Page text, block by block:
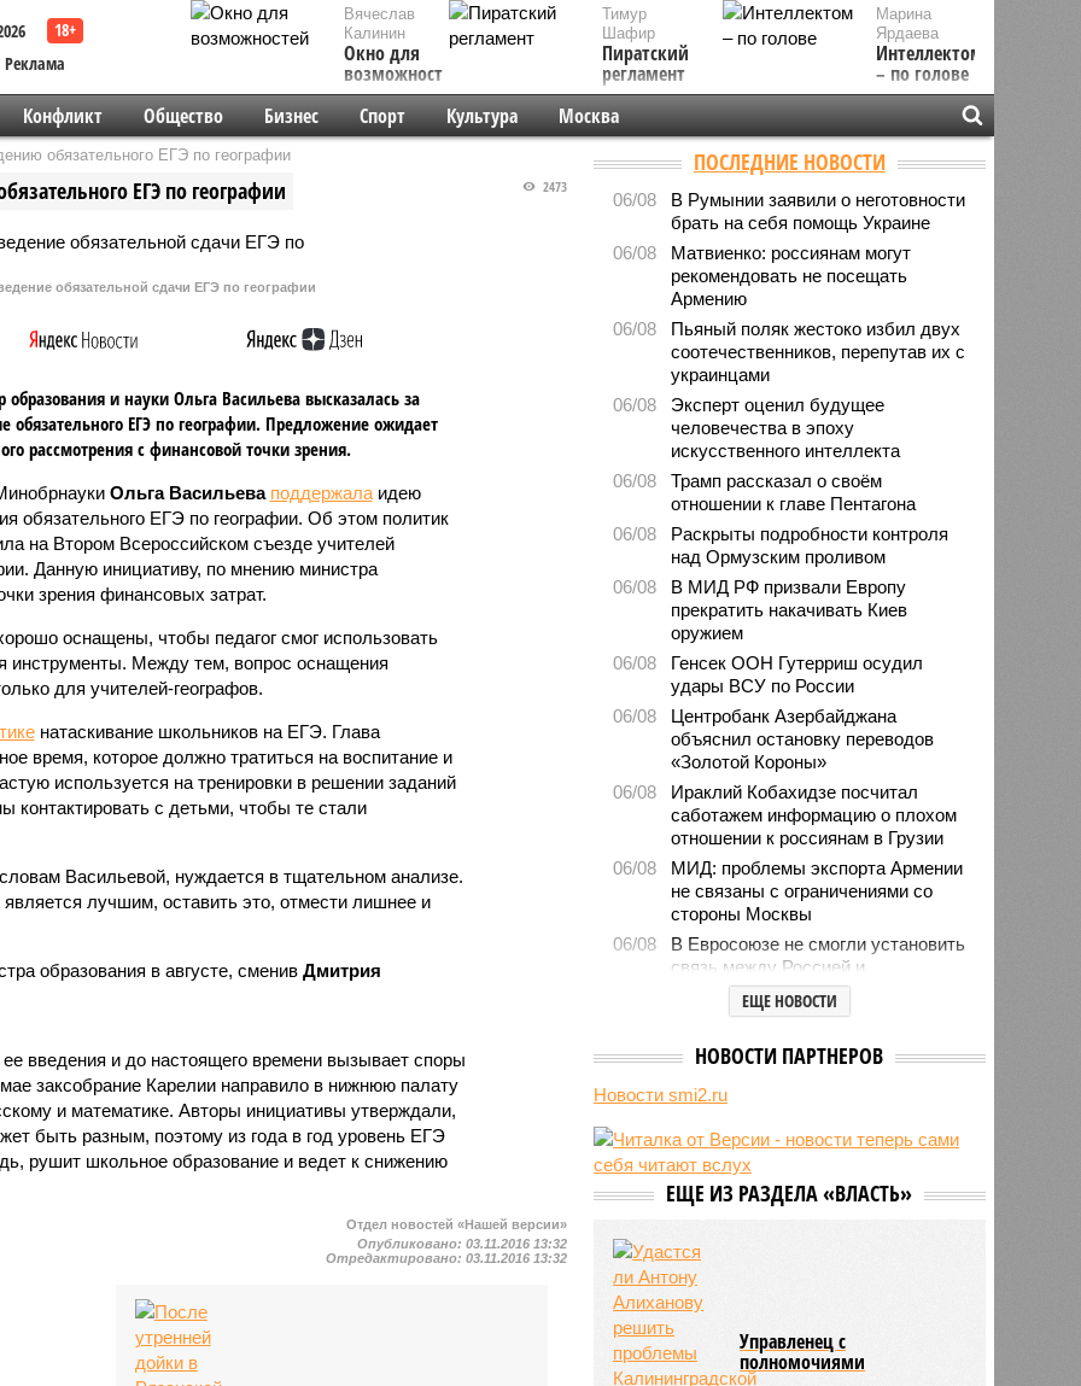
Реклама
Вячеслав
Калинин
Окно для
возможностей
Марина
Ярдаева
Интеллектом
– по голове
Тимур
Шафир
Пиратский
регламент
Конфликт Общество Бизнес Спорт Культура Москва
обязательного ЕГЭ по географии
ЕГЭ по географии 2473
обязательной сдачи ЕГЭ по географии
образования и науки Ольга Васильева высказалась за
обязательного ЕГЭ по географии. Предложение ожидает
рассмотрения с финансовой точки зрения.
Ольга Васильева поддержалаидею
обязательного ЕГЭ по географии. Об этом политик
на Втором Всероссийском съезде учителей
Данную инициативу, по мнению министра
зрения финансовых затрат.
оснащены, чтобы педагог смог использовать
инструменты. Между тем, вопрос оснащения
для учителей-географов.
натаскивание школьников на ЕГЭ. Глава
время, которое должно тратиться на воспитание и
используется на тренировки в решении заданий
контактировать с детьми, чтобы те стали
Васильевой, нуждается в тщательном анализе.
лучшим, оставить это, отмести лишнее и
образования в августе, сменив Дмитрия
введения и до настоящего времени вызывает споры
заксобрание Карелии направило в нижнюю палату
и математике. Авторы инициативы утверждали,
быть разным, поэтому из года в год уровень ЕГЭ
рушит школьное образование и ведет к снижению
Отдел новостей «Нашей версии»
Опубликовано:03.11.2016 13:32
Отредактировано:03.11.2016 13:32
ПОСЛЕДНИЕ НОВОСТИ
06/08
В Румынии заявили о неготовности
брать на себя помощь Украине
06/08
Матвиенко: россиянам могут
рекомендовать не посещать
Армению
06/08
Пьяный поляк жестоко избил двух
соотечественников, перепутав их с
украинцами
06/08
Эксперт оценил будущее
человечества в эпоху
искусственного интеллекта
06/08
Трамп рассказал о своём
отношении к главе Пентагона
06/08
Раскрыты подробности контроля
над Ормузским проливом
06/08
В МИД РФ призвали Европу
прекратить накачивать Киев
оружием
06/08
Генсек ООН Гутерриш осудил
удары ВСУ по России
06/08
Центробанк Азербайджана
объяснил остановку переводов
«Золотой Короны»
06/08
Ираклий Кобахидзе посчитал
саботажем информацию о плохом
отношении к россиянам в Грузии
06/08
МИД: проблемы экспорта Армении
не связаны с ограничениями со
стороны Москвы
06/08
В Евросоюзе не смогли установить
связь между Россией и
миграционным кризисом в Сеуте
Ямпольская объяснила причины
ведущие вузы страны
06/08
Euractiv: закрытие границы с
экономики Финляндии
06/08
Минобрнауки осенью примет
решение о правилах приёма на
ЕЩЕ НОВОСТИ
НОВОСТИ ПАРТНЕРОВ
Новости smi2.ru
ЕЩЕ ИЗ РАЗДЕЛА «ВЛАСТЬ»
Управленец с
полномочиями